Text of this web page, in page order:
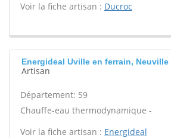
Voir la fiche artisan : Ducroc
Energideal Uville en ferrain, Neuville
Artisan
Département: 59
Chauffe-eau thermodynamique -
Voir la fiche artisan : Energideal